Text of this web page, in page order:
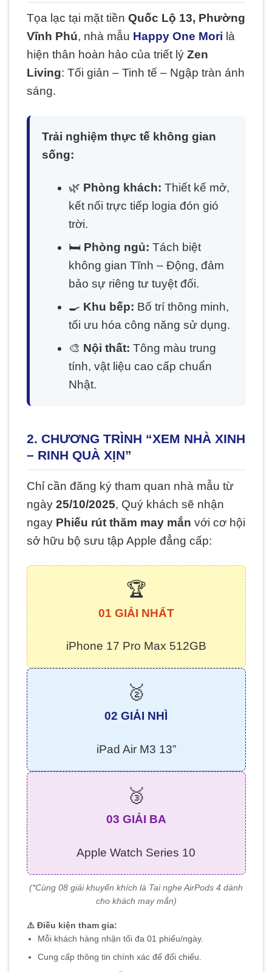
Tọa lạc tại mặt tiền Quốc Lộ 13, Phường
Vĩnh Phú, nhà mẫu Happy One Mori là
hiện thân hoàn hảo của triết lý Zen
Living: Tối giản – Tinh tế – Ngập tràn ánh
sáng.
Trải nghiệm thực tế không gian
sống:
🌿 Phòng khách: Thiết kế mở,
kết nối trực tiếp logia đón gió
trời.
🛏️ Phòng ngủ: Tách biệt
không gian Tĩnh – Động, đảm
bảo sự riêng tư tuyệt đối.
🍳 Khu bếp: Bố trí thông minh,
tối ưu hóa công năng sử dụng.
🎨 Nội thất: Tông màu trung
tính, vật liệu cao cấp chuẩn
Nhật.
2. CHƯƠNG TRÌNH “XEM NHÀ XINH
– RINH QUÀ XỊN”
Chỉ cần đăng ký tham quan nhà mẫu từ
ngày 25/10/2025, Quý khách sẽ nhận
ngay Phiếu rút thăm may mắn với cơ hội
sở hữu bộ sưu tập Apple đẳng cấp:
🏆
01 GIẢI NHẤT
iPhone 17 Pro Max 512GB
🥈
02 GIẢI NHÌ
iPad Air M3 13”
🥉
03 GIẢI BA
Apple Watch Series 10
(*Cùng 08 giải khuyến khích là Tai nghe AirPods 4 dành
cho khách may mắn)
⚠️ Điều kiện tham gia:
Mỗi khách hàng nhận tối đa 01 phiếu/ngày.
Cung cấp thông tin chính xác để đối chiếu.